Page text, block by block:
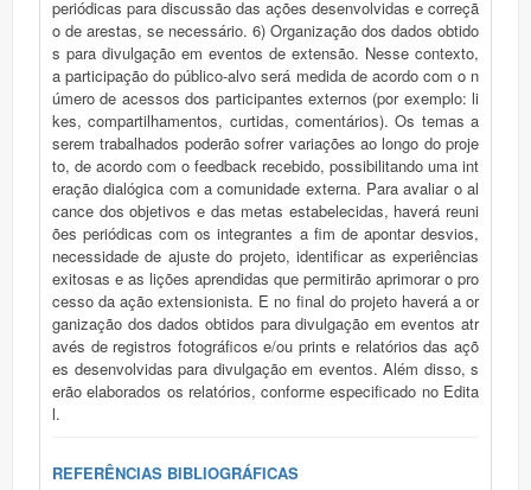
periódicas para discussão das ações desenvolvidas e correçã
o de arestas, se necessário. 6) Organização dos dados obtido
s para divulgação em eventos de extensão. Nesse contexto,
a participação do público-alvo será medida de acordo com o n
úmero de acessos dos participantes externos (por exemplo: li
kes, compartilhamentos, curtidas, comentários). Os temas a
serem trabalhados poderão sofrer variações ao longo do proje
to, de acordo com o feedback recebido, possibilitando uma int
eração dialógica com a comunidade externa. Para avaliar o al
cance dos objetivos e das metas estabelecidas, haverá reuni
ões periódicas com os integrantes a fim de apontar desvios,
necessidade de ajuste do projeto, identificar as experiências
exitosas e as lições aprendidas que permitirão aprimorar o pro
cesso da ação extensionista. E no final do projeto haverá a or
ganização dos dados obtidos para divulgação em eventos atr
avés de registros fotográficos e/ou prints e relatórios das açõ
es desenvolvidas para divulgação em eventos. Além disso, s
erão elaborados os relatórios, conforme especificado no Edita
l.
REFERÊNCIAS BIBLIOGRÁFICAS